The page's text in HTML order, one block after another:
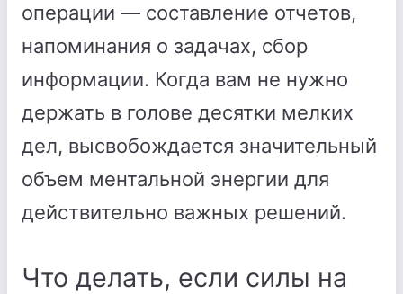
операции — составление отчетов,
напоминания о задачах, сбор
информации. Когда вам не нужно
держать в голове десятки мелких
дел, высвобождается значительный
объем ментальной энергии для
действительно важных решений.
Что делать, если силы на